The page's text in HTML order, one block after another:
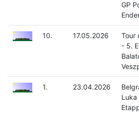
GP
10. 17.05.2026
Tour
- 5.
1. 23.04.2026
Luka